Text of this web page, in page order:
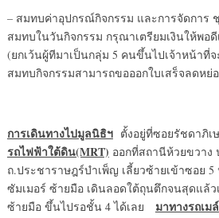
– สมทบค่าอุปกรณ์กิจกรรม และการจัดการ
สมทบในวันกิจกรรม กรุณาเตรียมเงินให้พอ
(ยกเว้นผู้ทีมาเป็นกลุ่ม 5 คนขึ้นไปเจ้าหน้าที่
สมทบกิจกรรมสามารถขอออกใบเสร็จลดห
การเดินทางไปมูลนิธิฯตั้งอยู่ที่ซอยรัชดาภิเ
รถไฟฟ้าใต้ดิน(MRT) ออกที่สถานีห้วยขวาง
ถ.ประชาราษฎร์บำเพ็ญ เลี้ยวซ้ายเข้าซอย
ซัมเมอร์ ซ้ายมือ เดินลอดใต้ถุนตึกจนสุดแล้
ซ้ายมือ ขึ้นไปรอชั้น 4 ได้เลย
มาทางรถเมล์